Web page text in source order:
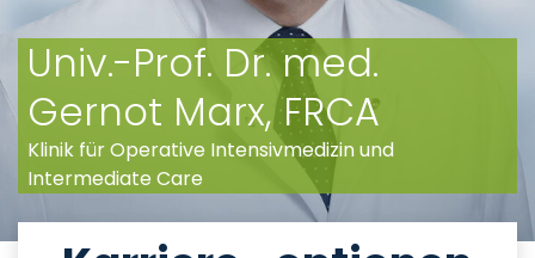
Univ.-Prof. Dr. med.
Gernot Marx, FRCA
Klinik für Operative Intensivmedizin und
Intermediate Care